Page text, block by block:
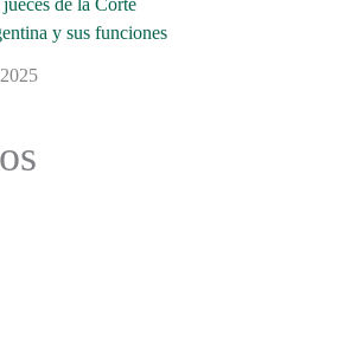
de la Corte
y sus funciones